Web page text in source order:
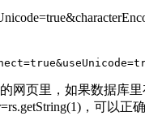
网页里，如果数据库
，可以正